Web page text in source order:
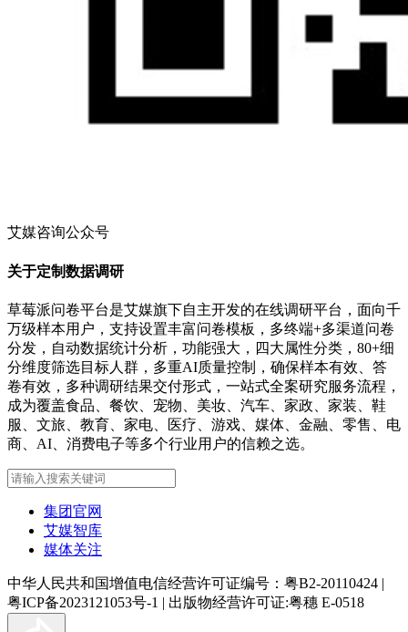
艾媒咨询公众号
关于定制数据调研
草莓派问卷平台是艾媒旗下自主开发的在线调研平台，面向千
万级样本用户，支持设置丰富问卷模板，多终端+多渠道问卷
分发，自动数据统计分析，功能强大，四大属性分类，80+细
分维度筛选目标人群，多重AI质量控制，确保样本有效、答
卷有效，多种调研结果交付形式，一站式全案研究服务流程，
成为覆盖食品、餐饮、宠物、美妆、汽车、家政、家装、鞋
服、文旅、教育、家电、医疗、游戏、媒体、金融、零售、电
商、AI、消费电子等多个行业用户的信赖之选。
集团官网
艾媒智库
媒体关注
中华人民共和国增值电信经营许可证编号：粤B2-20110424 |
粤ICP备2023121053号-1 | 出版物经营许可证:粤穗 E-0518